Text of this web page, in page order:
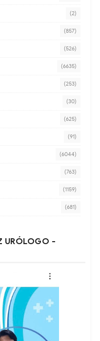
(2)
(857)
(526)
(6635)
(253)
(30)
(625)
(91)
(6044)
(763)
(1159)
(681)
URÓLOGO -